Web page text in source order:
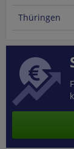
Thüringen